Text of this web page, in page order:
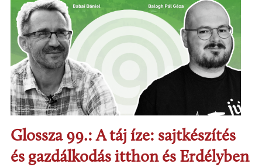
Glossza 99.: A táj íze: sajtkészítés
és gazdálkodás itthon és Erdélyben